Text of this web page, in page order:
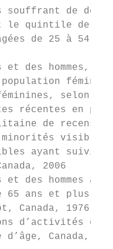
souffrant de
et le quintile
âgées de 25 à
et des
féminines, selon
récentes en
de
de minorités
ayant suivi
Canada,
et des
de 65 ans et
d’activités chez
d’âge,